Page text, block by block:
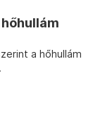
a hőhullám